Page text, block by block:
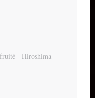
- Hiroshima